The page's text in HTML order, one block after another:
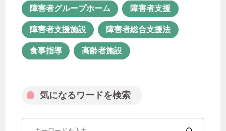
気になるワードを検索
月次アーカイブ
月を選択
障害者グループホーム 障害者支援
障害者支援施設 障害者総合支援法
食事指導 高齢者施設
気になるワードを検索